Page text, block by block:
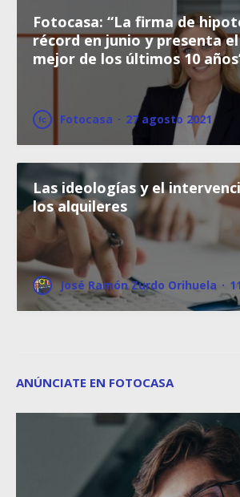
Fotocasa: “La firma de
récord en junio y presenta
mejor de los últimos 10
Fotocasa · 27 agosto 2021
Las ideologías y el
los alquileres
José Ramón Zurdo Orihuela ·
ANÚNCIATE EN FOTOCASA